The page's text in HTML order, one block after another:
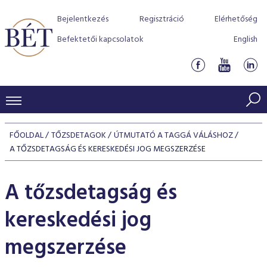
Bejelentkezés Regisztráció
Elérhetőség
Befektetői kapcsolatok
English
KERESKEDÉSI ADATOK
INDEXEK
Kötvényindexek
Jelzáloglevél indexek
Vállalati kötvény indexek
Kedvenc instrumentumok
Azonnali Piac
Részvények
Származékos piac
BEFEKTETŐK
Indexek
Részvény szekció
Hitelpapír szekció
Szabályozás
BÉT szabályzatok
Befektetővédelem
Alkalmazott díjstruktúra
Elszámolás
KIBOCSÁTÓK
Részvény és vállalati kötvény tőzsdei bevezetését
program
BÉT Xtend - Részvénypiac egyszerűen
TŐZSDETAGOK
Tőzsdetagok, üzletkötők
VENDOROK
FŐOLDAL TŐZSDETAGOK
ÚTMUTATÓ A TAGGÁ VÁLÁSHOZ
A TŐZSDETAGSÁG ÉS KERESKEDÉSI JOG MEGSZERZÉSE
A tőzsdetagság és
kereskedési jog
megszerzése